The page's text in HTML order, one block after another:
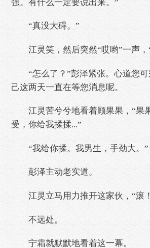
强。有什么一定要说出来。”
“真没大碍。”
江灵笑，然后突然“哎哟”一声，
“怎么了？”彭泽紧张。心道您可
己这两天一直在等您消息呢。
江灵苦兮兮地看着顾果果，“果
受，你给我揉揉...”
“我给你揉。我男生，手劲大。”
彭泽主动老实道。
江灵立马用力推开这家伙，“滚
不远处。
宁霜就默默地看着这一幕。